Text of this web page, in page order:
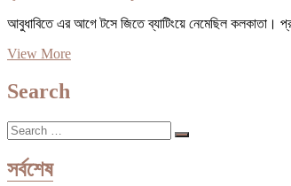
আবুধাবিতে এর আগে টসে জিতে ব্যাটিংয়ে নেমেছিল কলকাতা।
View Moreনারাইন-
Search
Search
…
সর্বশেষ